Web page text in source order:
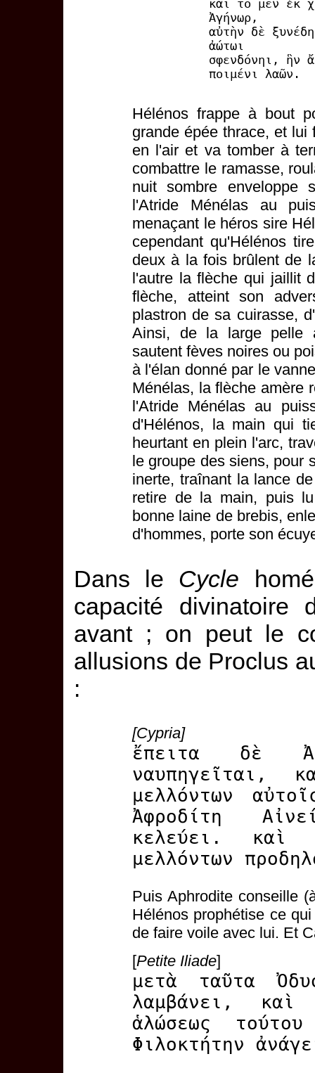
καὶ τὸ μὲν ἐκ
Ἀγήνωρ,
αὐτὴν δὲ
ἀώτωι
σφενδόνηι, ἣν
ποιμένι λαῶν.
Hélénos frappe à bout
grande épée thrace, et
en l'air et va tomber à
combattre le ramasse,
nuit sombre enveloppe
l'Atride Ménélas au
menaçant le héros sire
cependant qu'Hélénos
deux à la fois brûlent de
l'autre la flèche qui jaillit
flèche, atteint son
plastron de sa cuirasse,
Ainsi, de la large pelle
sautent fèves noires ou
à l'élan donné par le
Ménélas, la flèche amère
l'Atride Ménélas au
d'Hélénos, la main qui
heurtant en plein l'arc,
le groupe des siens, pour
inerte, traînant la lance
retire de la main, puis
bonne laine de brebis,
d'hommes, porte son
Dans le Cycle
capacité divinatoire
avant ; on peut le
allusions de Proclus
:
[Cypria]
ἔπειτα δὲ
ναυπηγεῖται,
μελλόντων
Ἀφροδίτη
κελεύει. καὶ
μελλόντων
Puis Aphrodite conseille
Hélénos prophétise ce
de faire voile avec lui. Et
[Petite Iliade]
μετὰ ταῦτα
λαμβάνει, καὶ
ἁλώσεως
Φιλοκτήτην